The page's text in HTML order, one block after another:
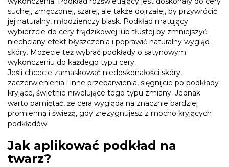
suchej, zmęczonej, szarej, ale także dojrzałej, by przywrócić
jej naturalny, młodzieńczy blask. Podkład matujący
wybierzcie do cery trądzikowej lub tłustej by zmniejszyć
niechciany efekt błyszczenia i poprawić naturalny wygląd
skóry. Możecie też wybrać podkłady o satynowym
wykończeniu do każdego typu cery.
Jeśli chcecie zamaskować niedoskonałości skóry,
zaczerwienienia i inne przebarwienia, sięgnijcie po podkłady
kryjące, świetnie niwelujące tego typu zmiany. Jednak
warto pamiętać, że cera wygląda na znacznie bardziej
promienną i świeżą, gdy zrezygnujesz z mocno kryjących
podkładów!
Jak aplikować podkład na
twarz?